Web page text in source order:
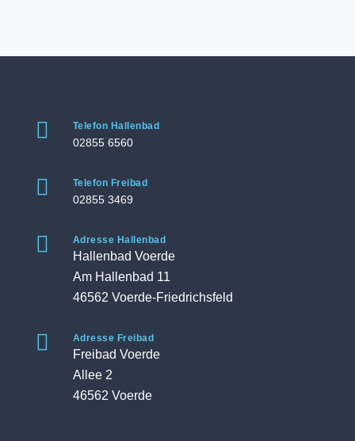
 Telefon Hallenbad
02855 6560
 Telefon Freibad
02855 3469
 Adresse Hallenbad
Hallenbad Voerde
Am Hallenbad 11
46562 Voerde-Friedrichsfeld
 Adresse Freibad
Freibad Voerde
Allee 2
46562 Voerde